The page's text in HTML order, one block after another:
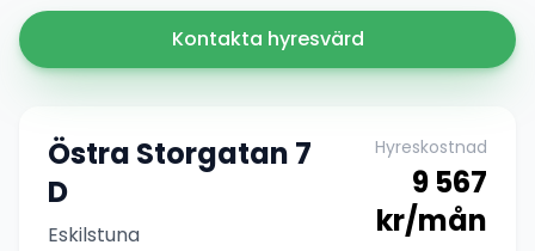
Kontakta hyresvärd
Östra Storgatan 7
D
Eskilstuna
Hyreskostnad
9 567
kr/mån